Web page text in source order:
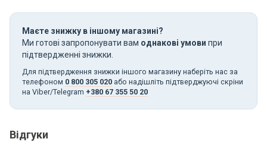
Маєте знижку в іншому магазині?
Ми готові запропонувати вам однакові умови при
підтвердженні знижки.
Для підтвердження знижки іншого магазину наберіть нас за
телефоном 0 800 305 020 або надішліть підтверджуючі скріни
на Viber/Telegram +380 67 355 50 20
Відгуки